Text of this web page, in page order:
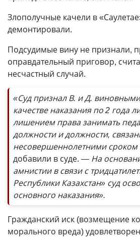
Злополучные качели в
демонтировали.
Подсудимые вину не признали,
оправдательный приговор,
несчастный случай.
«Суд признал В. и Д.
качестве наказания по 2 года
лишением права занимать
должности и должности,
несовершеннолетними сроком
добавили в суде. — На
амнистии в связи с
Республики Казахстан» суд
основного наказания».
Гражданский иск (возмещение
морального вреда)